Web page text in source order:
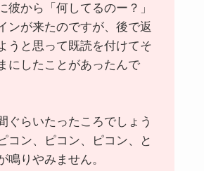
彼から「何してるのー？」
ンが来たのですが、後で返
うと思って既読を付けてそ
にしたことがあったんで
ぐらいたったころでしょう
コン、ピコン、ピコン、と
鳴りやみません。